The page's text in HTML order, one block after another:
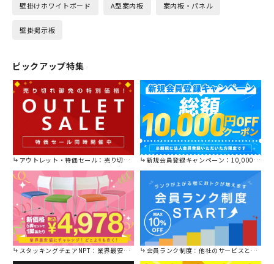
壁掛けホワイトボード A型案内板 案内板・パネル
壁掛掲示板
ピックアップ特集
アウトレット・特価セール：売り切れ御免の特別価格！ 新規会員登録キャンペーン：10,000円OFFクーポン進呈中！
スタッキングチェアNPT：業界最安値に挑戦！ 会員ランク制度：他社のサービスと比較してください。